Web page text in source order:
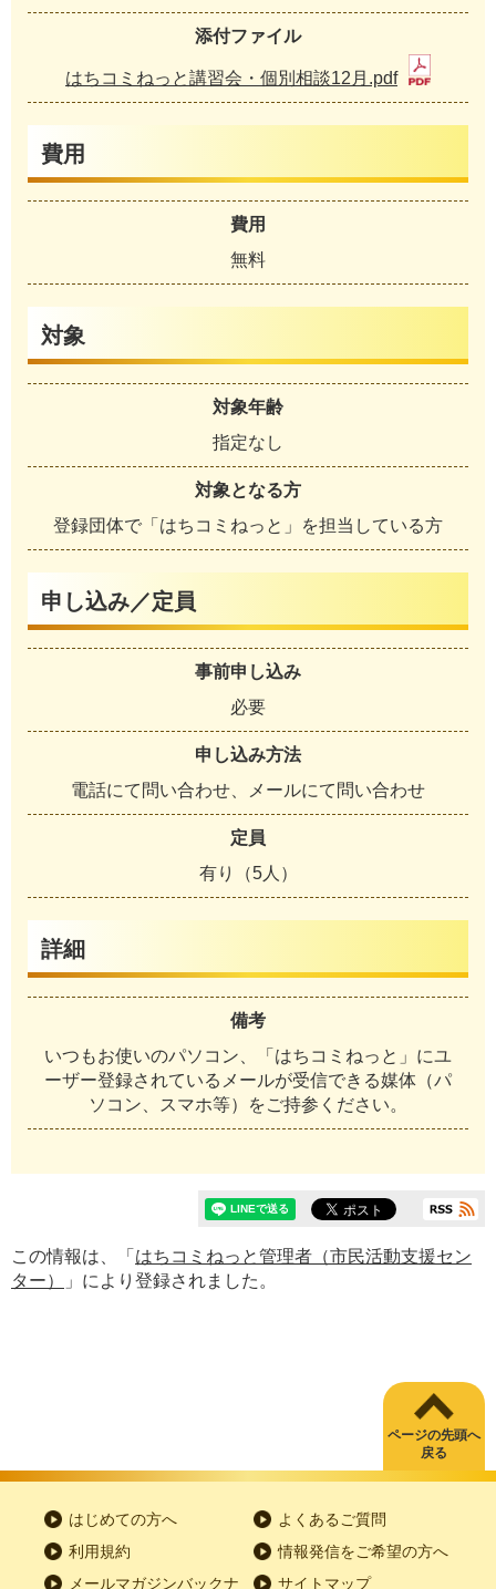
添付ファイル
はちコミねっと講習会・個別相談12月.pdf
費用
費用
無料
対象
対象年齢
指定なし
対象となる方
登録団体で「はちコミねっと」を担当している方
申し込み／定員
事前申し込み
必要
申し込み方法
電話にて問い合わせ、メールにて問い合わせ
定員
有り（5人）
詳細
備考
いつもお使いのパソコン、「はちコミねっと」にユ
ーザー登録されているメールが受信できる媒体（パ
ソコン、スマホ等）をご持参ください。
この情報は、「 はちコミねっと管理者（市民活動支援セン
ター）
」により登録されました。
ページの先頭へ
戻る
はじめての方へ
よくあるご質問
利用規約
情報発信をご希望の方へ
メールマガジンバックナ
サイトマップ